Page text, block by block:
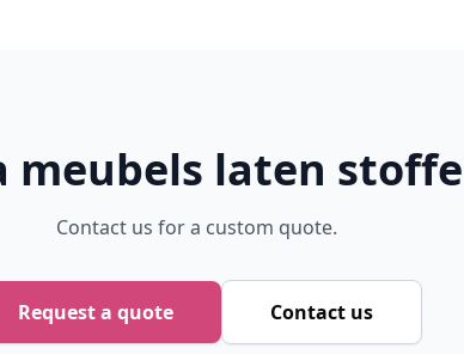
meubels laten
Contact us for a custom quote.
Request a quote Contact us